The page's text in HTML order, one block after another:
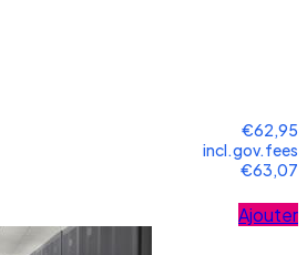
€62,95
incl.gov.fees
€63,07
Ajouter